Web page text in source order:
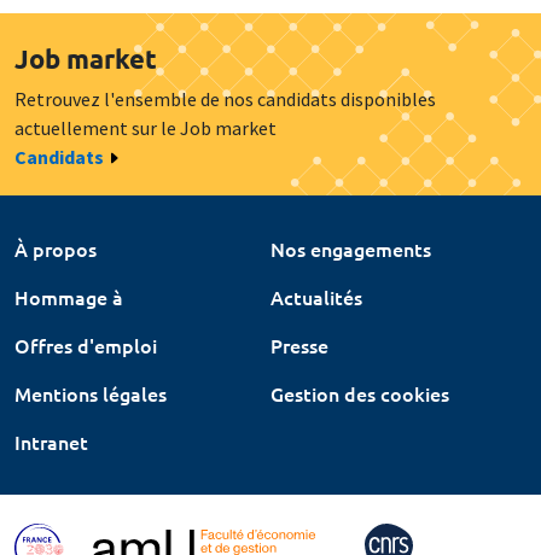
Job market
Retrouvez l'ensemble de nos candidats disponibles
actuellement sur le Job market
Candidats
À propos
Nos engagements
Hommage à
Actualités
Offres d'emploi
Presse
Mentions légales
Gestion des cookies
Intranet